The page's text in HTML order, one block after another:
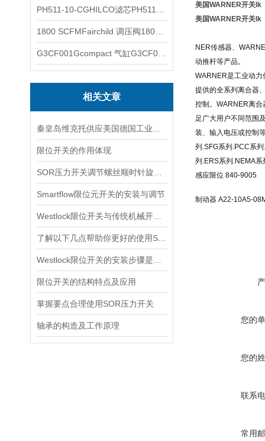
相关文章
限位开关的作用体现
Smartflow限位元开关的安装与调节
限位开关的结构特点及应用
掌握要点合理使用SOR压力开关
轴承的构造及工作原理
美国WARNER开关lk
美国WARNER开关lk
NER传感器、
动推杆等产品。
WARNER是工业动
提供的全系列离合器
控制。WARNER离
足广大用户不同范围
装、输入电压或控制
列.SFG系列.PCC系
列.ERS系列.NEMA
感应限位 840-9005
制动器 A22-10A5-
您的
您的
联系
常用